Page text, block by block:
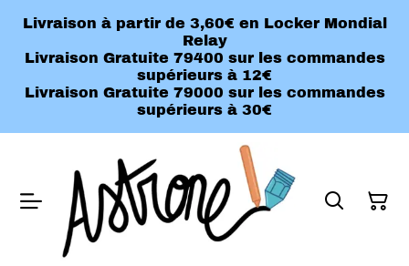
Livraison à partir de 3,60€ en Locker Mondial
Relay
Livraison Gratuite 79400 sur les commandes
supérieurs à 12€
Livraison Gratuite 79000 sur les commandes
supérieurs à 30€